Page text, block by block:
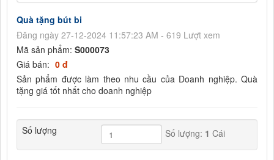
Quà tặng bút bi
Đăng ngày 27-12-2024 11:57:23 AM - 619 Lượt xem
Mã sản phẩm: S000073
Giá bán: 0 đ
Sản phẩm được làm theo nhu cầu của Doanh nghiệp. Quà
tặng giá tốt nhất cho doanh nghiệp
Số lượng Số lượng: 1 Cái